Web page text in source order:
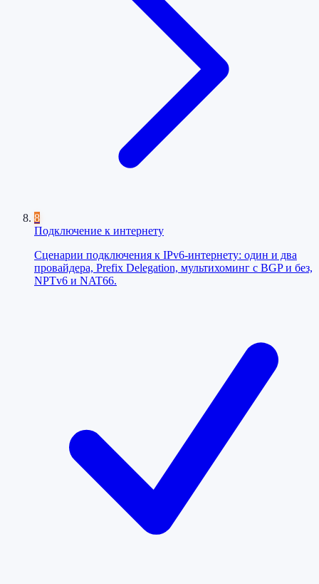
8
Подключение к интернету
Сценарии подключения к IPv6-интернету: один и два
провайдера, Prefix Delegation, мультихоминг с BGP и без,
NPTv6 и NAT66.